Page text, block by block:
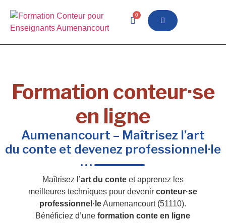
0
Formation conteur·se
en ligne
Aumenancourt – Maîtrisez l’art
du conte et devenez professionnel·le
Maîtrisez l’art du conteet apprenez les
meilleures techniques pour devenirconteur·se
professionnel·leAumenancourt (51110).
Bénéficiez d’uneformation conte en ligne